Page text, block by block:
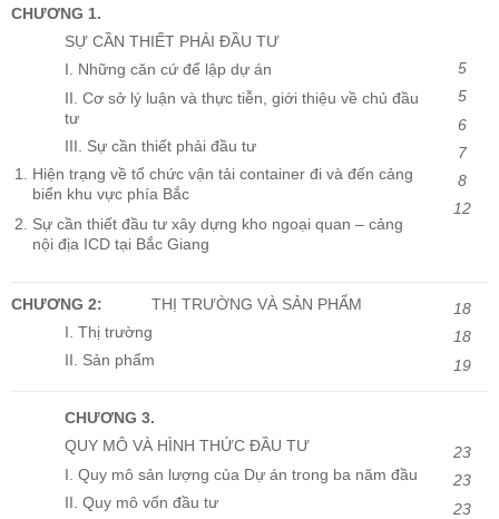
CHƯƠNG 1.
SỰ CẦN THIẾT PHẢI ĐẦU TƯ
I. Những căn cứ để lập dự án
II. Cơ sở lý luận và thực tiễn, giới thiệu về chủ đầu
tư
III. Sự cần thiết phải đầu tư
Hiện trạng về tổ chức vận tải container đi và đến cảng
biển khu vực phía Bắc
Sự cần thiết đầu tư xây dựng kho ngoại quan – cảng
nội địa ICD tại Bắc Giang
5
5
6
7
8
12
CHƯƠNG 2:
THỊ TRƯỜNG VÀ SẢN PHẨM
I. Thị trường
II. Sản phẩm
18
18
19
CHƯƠNG 3.
QUY MÔ VÀ HÌNH THỨC ĐẦU TƯ
I. Quy mô sản lượng của Dự án trong ba năm đầu
II. Quy mô vốn đầu tư
23
23
23